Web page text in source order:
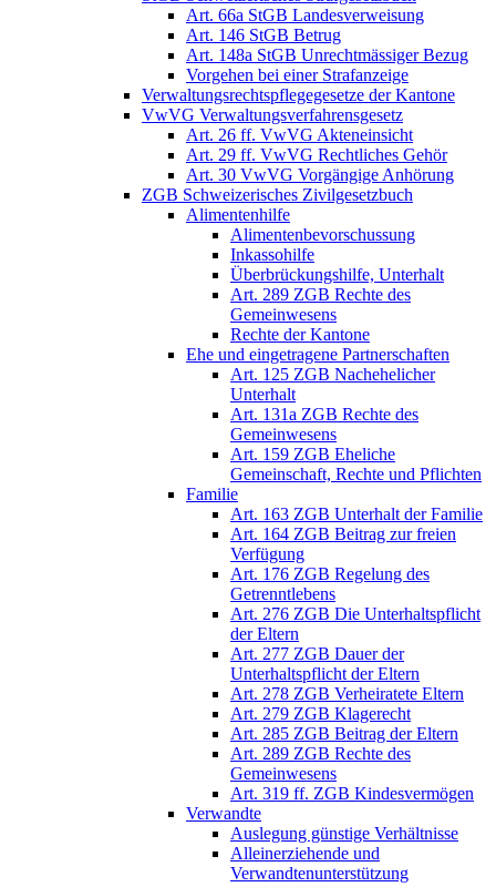
Art. 66a StGB Landesverweisung
Art. 146 StGB Betrug
Art. 148a StGB Unrechtmässiger Bezug
Vorgehen bei einer Strafanzeige
Verwaltungsrechtspflegegesetze der Kantone
VwVG Verwaltungsverfahrensgesetz
Art. 26 ff. VwVG Akteneinsicht
Art. 29 ff. VwVG Rechtliches Gehör
Art. 30 VwVG Vorgängige Anhörung
ZGB Schweizerisches Zivilgesetzbuch
Alimentenhilfe
Alimentenbevorschussung
Inkassohilfe
Überbrückungshilfe, Unterhalt
Art. 289 ZGB Rechte des
Gemeinwesens
Rechte der Kantone
Ehe und eingetragene Partnerschaften
Art. 125 ZGB Nachehelicher
Unterhalt
Art. 131a ZGB Rechte des
Gemeinwesens
Art. 159 ZGB Eheliche
Gemeinschaft, Rechte und Pflichten
Familie
Art. 163 ZGB Unterhalt der Familie
Art. 164 ZGB Beitrag zur freien
Verfügung
Art. 176 ZGB Regelung des
Getrenntlebens
Art. 276 ZGB Die Unterhaltspflicht
der Eltern
Art. 277 ZGB Dauer der
Unterhaltspflicht der Eltern
Art. 278 ZGB Verheiratete Eltern
Art. 279 ZGB Klagerecht
Art. 285 ZGB Beitrag der Eltern
Art. 289 ZGB Rechte des
Gemeinwesens
Art. 319 ff. ZGB Kindesvermögen
Verwandte
Auslegung günstige Verhältnisse
Alleinerziehende und
Verwandtenunterstützung